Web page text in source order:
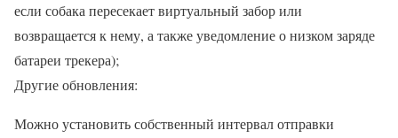
если собака пересекает виртуальный забор или
возвращается к нему, а также уведомление о низком заряде
батареи трекера);
Другие обновления:
Можно установить собственный интервал отправки